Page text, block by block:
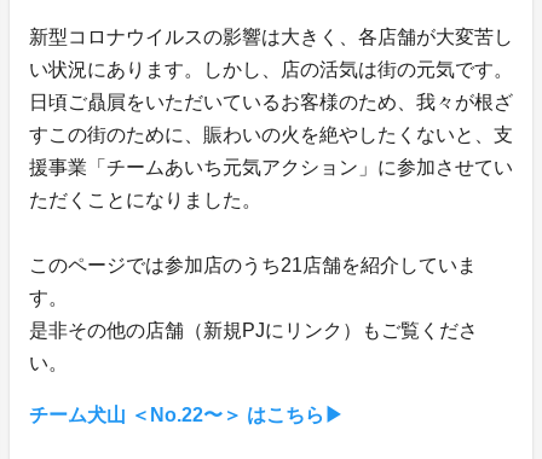
新型コロナウイルスの影響は大きく、各店舗が大変苦し
い状況にあります。しかし、店の活気は街の元気です。
日頃ご贔屓をいただいているお客様のため、我々が根ざ
すこの街のために、賑わいの火を絶やしたくないと、支
援事業「チームあいち元気アクション」に参加させてい
ただくことになりました。
このページでは参加店のうち21店舗を紹介していま
す。
是非その他の店舗（新規PJにリンク）もご覧くださ
い。
チーム犬山 ＜No.22〜＞ はこちら▶︎